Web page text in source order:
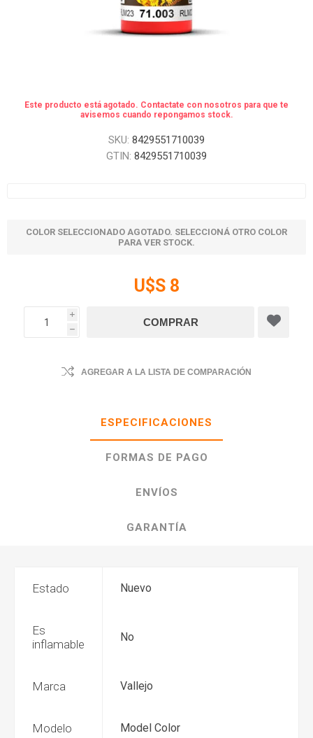
Este producto está agotado. Contactate con nosotros para que te
avisemos cuando repongamos stock.
SKU: 8429551710039
GTIN: 8429551710039
COLOR SELECCIONADO AGOTADO. SELECCIONÁ OTRO COLOR
PARA VER STOCK.
U$S 8
i
h
AGREGAR A LA LISTA DE COMPARACIÓN
ESPECIFICACIONES
FORMAS DE PAGO
ENVÍOS
GARANTÍA
Estado Nuevo
Es
inflamable
No
Marca Vallejo
Modelo Model Color